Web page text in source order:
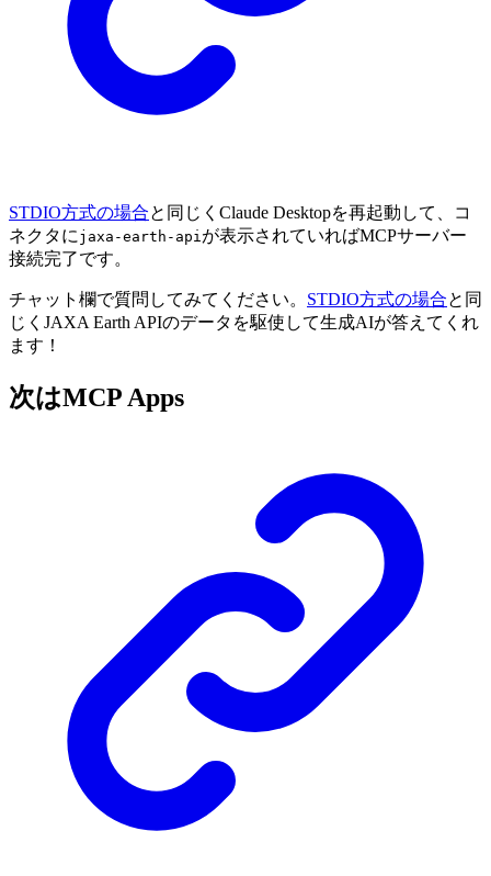
STDIO方式の場合と同じくClaude Desktopを再起動して、コ
ネクタに jaxa-earth-apiが表示されていればMCPサーバー
接続完了です。
チャット欄で質問してみてください。 STDIO方式の場合と同
じくJAXA Earth APIのデータを駆使して生成AIが答えてくれ
ます！
次はMCP Apps